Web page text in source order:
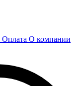
Оплата О компании